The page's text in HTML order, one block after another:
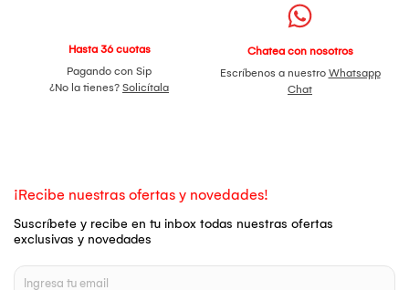
Hasta 36 cuotas
Pagando con Sip
¿No la tienes? Solicítala
Chatea con nosotros
Escríbenos a nuestro Whatsapp
Chat
¡Recibe nuestras ofertas y novedades!
Suscríbete y recibe en tu inbox todas nuestras ofertas
exclusivas y novedades